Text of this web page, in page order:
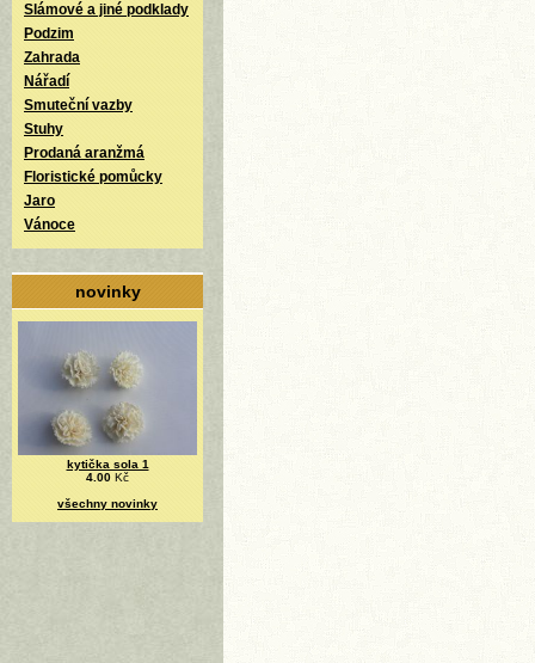
Slámové a jiné podklady
Podzim
Zahrada
Nářadí
Smuteční vazby
Stuhy
Prodaná aranžmá
Floristické pomůcky
Jaro
Vánoce
novinky
kytička sola 1
4.00 Kč
všechny novinky